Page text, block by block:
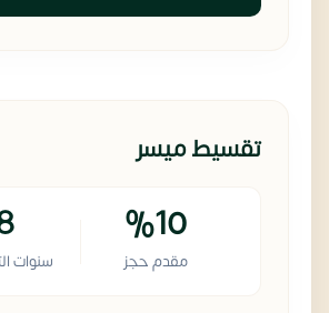
تقسيط ميسر
%10
مقدم حجز سنوات